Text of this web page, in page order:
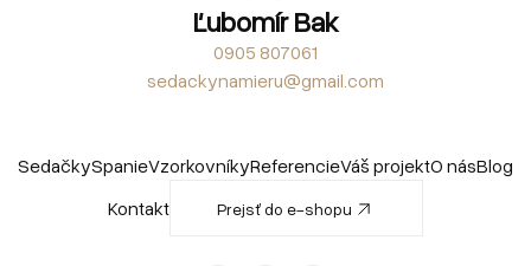
Ľubomír Bak
0905 807061
sedackynamieru@gmail.com
SedačkySpanieVzorkovníkyReferencieVáš projektO násBlog
Kontakt
Prejsť do e-shopu